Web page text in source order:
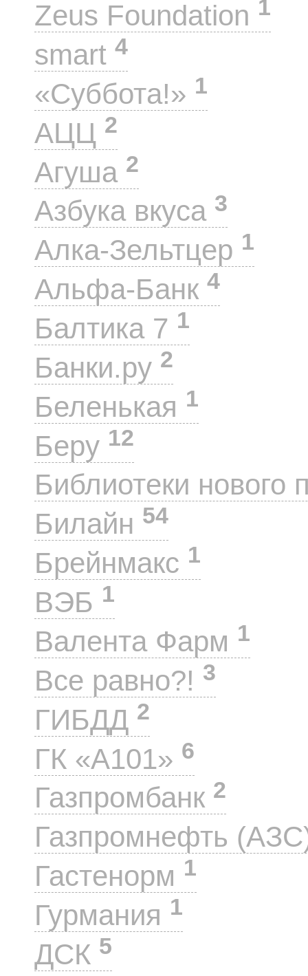
Zeus Foundation 1
smart 4
«Суббота!» 1
АЦЦ 2
Агуша 2
Азбука вкуса 3
Алка-Зельтцер 1
Альфа-Банк 4
Балтика 7 1
Банки.ру 2
Беленькая 1
Беру 12
Библиотеки нового
Билайн 54
Брейнмакс 1
ВЭБ 1
Валента Фарм 1
Все равно?! 3
ГИБДД 2
ГК «А101» 6
Газпромбанк 2
Газпромнефть
Гастенорм 1
Гурмания 1
ДСК 5